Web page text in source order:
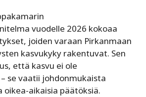
vuodelle 2026 kokoaa
joiden varaan Pirkanmaan
kasvukyky rakentuvat. Sen
että kasvu ei ole
se vaatii johdonmukaista
oikea-aikaisia päätöksiä.